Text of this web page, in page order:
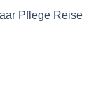
Pflege Reise